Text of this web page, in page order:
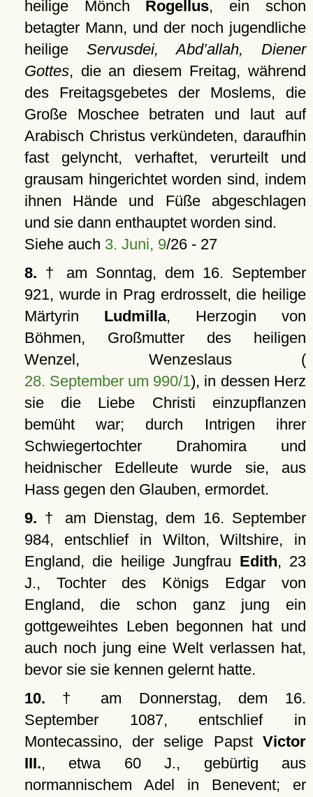
heilige Mönch Rogellus, ein schon
betagter Mann, und der noch jugendliche
heilige Servusdei, Abd’allah, Diener
Gottes, die an diesem Freitag, während
des Freitagsgebetes der Moslems, die
Große Moschee betraten und laut auf
Arabisch Christus verkündeten, daraufhin
fast gelyncht, verhaftet, verurteilt und
grausam hingerichtet worden sind, indem
ihnen Hände und Füße abgeschlagen
und sie dann enthauptet worden sind.
Siehe auch 3. Juni, 9/26 - 27
8. † am Sonntag, dem 16. September
921, wurde in Prag erdrosselt, die heilige
Märtyrin Ludmilla, Herzogin von
Böhmen, Großmutter des heiligen
Wenzel, Wenzeslaus (
28. September um 990/1), in dessen Herz
sie die Liebe Christi einzupflanzen
bemüht war; durch Intrigen ihrer
Schwiegertochter Drahomira und
heidnischer Edelleute wurde sie, aus
Hass gegen den Glauben, ermordet.
9. † am Dienstag, dem 16. September
984, entschlief in Wilton, Wiltshire, in
England, die heilige Jungfrau Edith, 23
J., Tochter des Königs Edgar von
England, die schon ganz jung ein
gottgeweihtes Leben begonnen hat und
auch noch jung eine Welt verlassen hat,
bevor sie sie kennen gelernt hatte.
10. † am Donnerstag, dem 16.
September 1087, entschlief in
Montecassino, der selige Papst Victor
III., etwa 60 J., gebürtig aus
normannischem Adel in Benevent; er